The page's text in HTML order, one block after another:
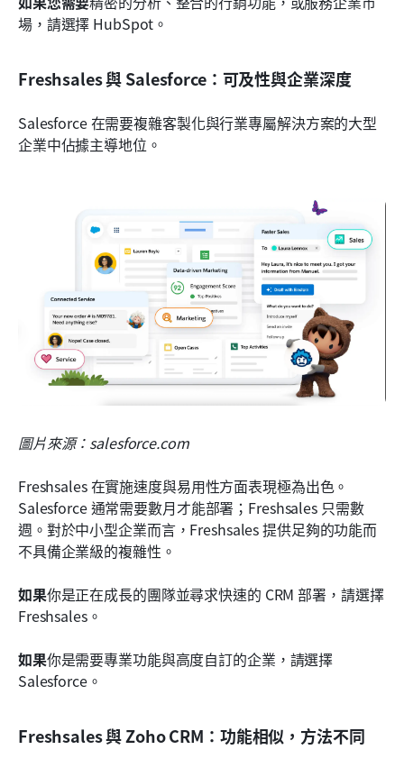
場，請選擇 HubSpot。
Freshsales 與 Salesforce：可及性與企業深度
Salesforce 在需要複雜客製化與行業專屬解決方案的大型
企業中佔據主導地位。
圖片來源：salesforce.com
Freshsales 在實施速度與易用性方面表現極為出色。
Salesforce 通常需要數月才能部署；Freshsales 只需數
週。對於中小型企業而言，Freshsales 提供足夠的功能而
不具備企業級的複雜性。
如果你是正在成長的團隊並尋求快速的 CRM 部署，請選擇
Freshsales。
如果你是需要專業功能與高度自訂的企業，請選擇
Salesforce。
Freshsales 與 Zoho CRM：功能相似，方法不同